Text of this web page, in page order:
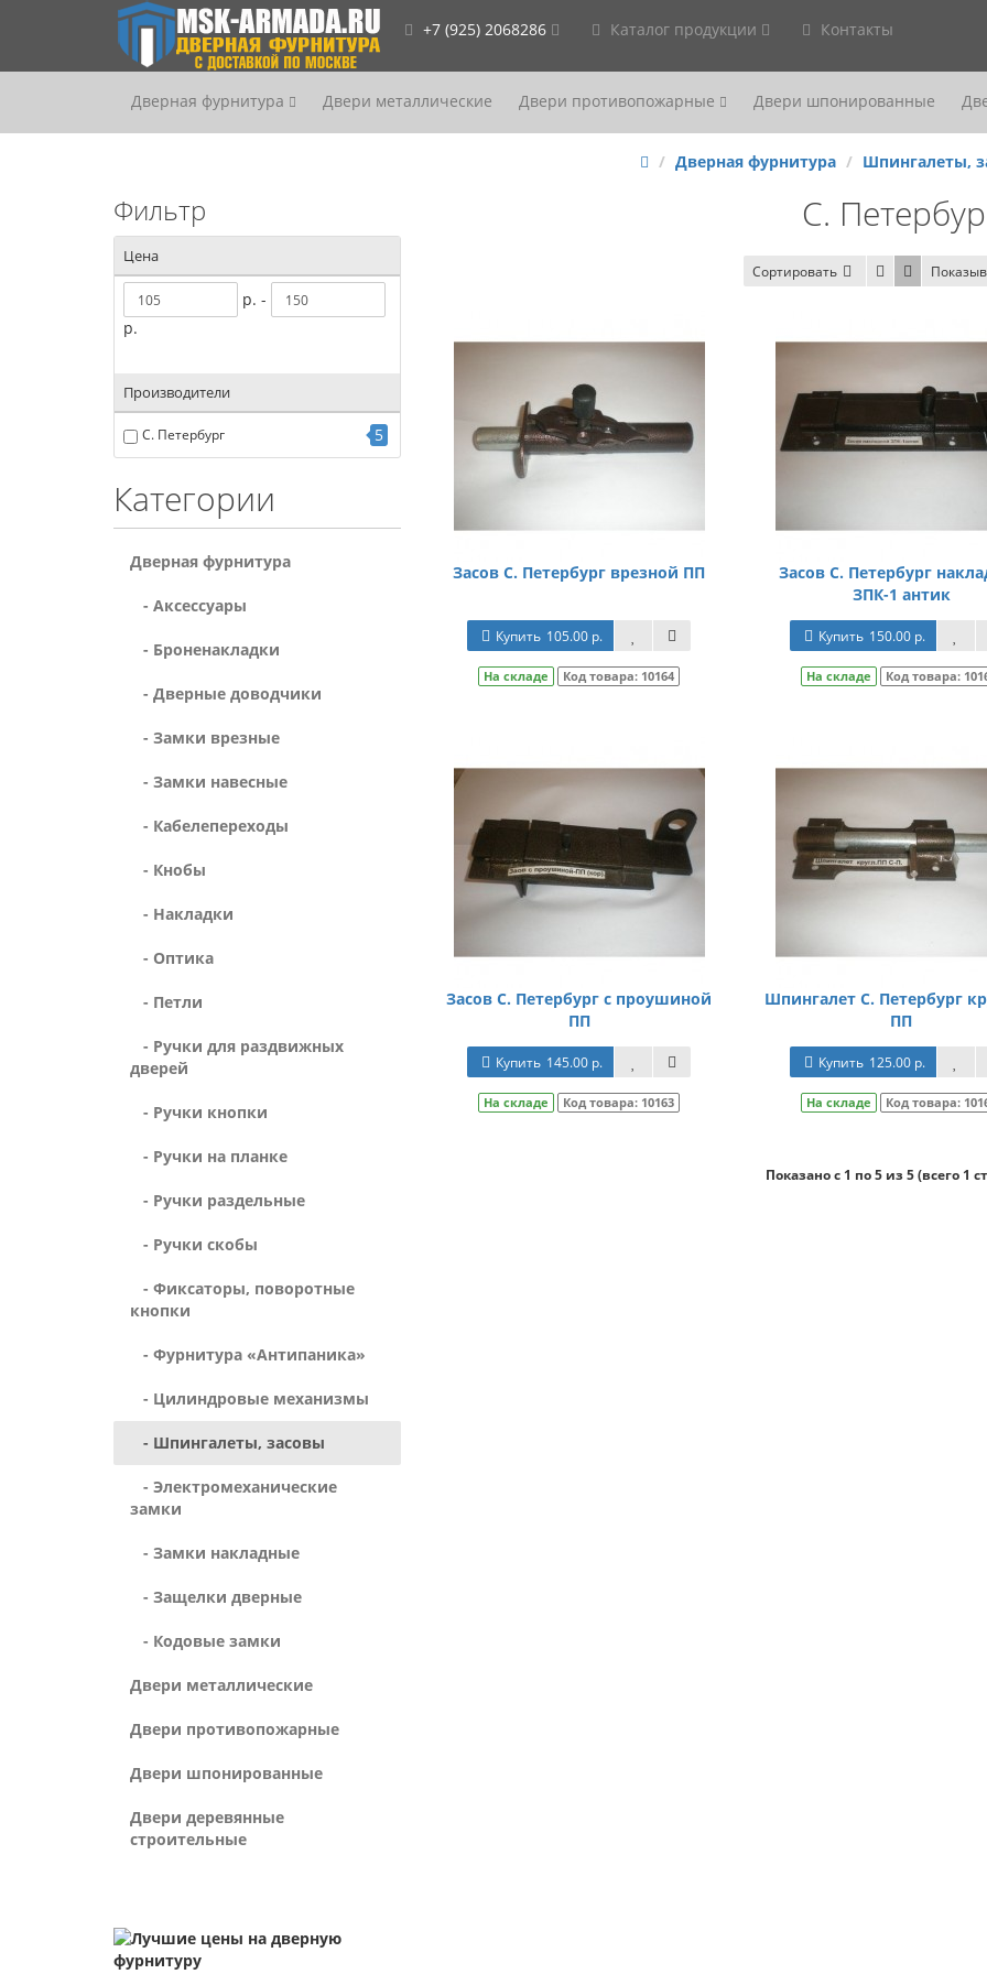
+7 (925) 2068286 Каталог продукции Контакты
Дверная фурнитура Двери металлические Двери противопожарные Двери шпонированные
Фильтр
Цена
р. -
р.
Производители
С. Петербург 5
Категории
Дверная фурнитура
- Аксессуары
- Броненакладки
- Дверные доводчики
- Замки врезные
- Замки навесные
- Кабелепереходы
- Кнобы
- Накладки
- Оптика
- Петли
- Ручки для раздвижных
дверей
- Ручки кнопки
- Ручки на планке
- Ручки раздельные
- Ручки скобы
- Фиксаторы, поворотные
кнопки
- Фурнитура «Антипаника»
- Цилиндровые механизмы
- Шпингалеты, засовы
- Электромеханические
замки
- Замки накладные
- Защелки дверные
- Кодовые замки
Двери металлические
Двери противопожарные
Двери шпонированные
Двери деревянные
строительные
Дверная фурнитура Шпингалеты,
С.
Сортировать
Засов С. Петербург врезной ПП
Купить 105.00 р.
На складе Код товара: 10164
Засов С. Петербург
ЗПК-1 антик
Купить 150.00 р.
На складе Код товара:
Засов С. Петербург с проушиной
ПП
Купить 145.00 р.
На складе Код товара: 10163
Шпингалет С. Петербург
ПП
Купить 125.00 р.
На складе Код товара:
Показано с 1 по 5 из 5 (всего 1